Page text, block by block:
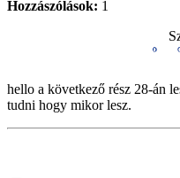
Hozzászólások: 1
hello a következő rész 28-án
tudni hogy mikor lesz.